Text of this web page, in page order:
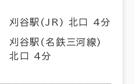
刈谷駅(JR) 北口 4分
刈谷駅(名鉄三河線)
北口 4分